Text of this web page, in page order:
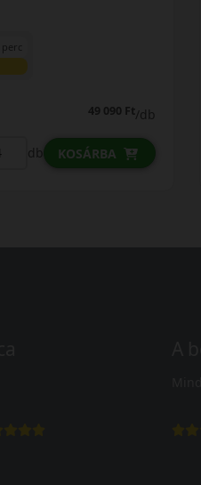
60 990 Ft/db
KOSÁRBA